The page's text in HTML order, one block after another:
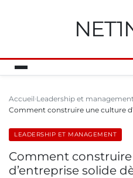
Accueil Leadership et
Comment construire une culture
LEADERSHIP ET MANAGEMENT
Comment
d’entreprise solide